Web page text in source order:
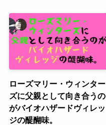
ローズマリー・ウィンター
ズに父親として向き合うの
がバイオハザードヴィレッ
ジの醍醐味。